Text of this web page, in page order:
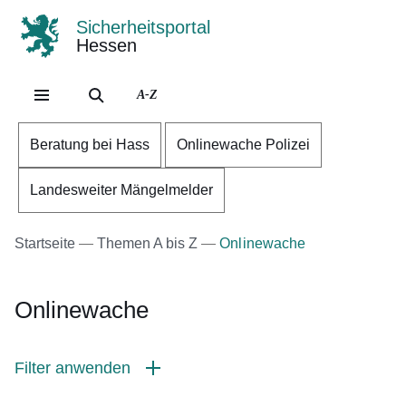
Sicherheitsportal
Hessen
A-Z
Beratung bei Hass Onlinewache Polizei
Landesweiter Mängelmelder
Startseite Themen A bis Z Onlinewache
Onlinewache
Filter anwenden